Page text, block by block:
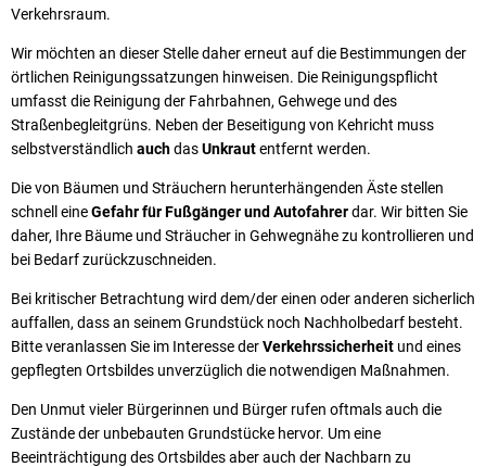
Verkehrsraum.
Wir möchten an dieser Stelle daher erneut auf die Bestimmungen der
örtlichen Reinigungssatzungen hinweisen. Die Reinigungspflicht
umfasst die Reinigung der Fahrbahnen, Gehwege und des
Straßenbegleitgrüns. Neben der Beseitigung von Kehricht muss
selbstverständlich auchdasUnkrautentfernt werden.
Die von Bäumen und Sträuchern herunterhängenden Äste stellen
schnell eineGefahr für Fußgänger und Autofahrerdar. Wir bitten Sie
daher, Ihre Bäume und Sträucher in Gehwegnähe zu kontrollieren und
bei Bedarf zurückzuschneiden.
Bei kritischer Betrachtung wird dem/der einen oder anderen sicherlich
auffallen, dass an seinem Grundstück noch Nachholbedarf besteht.
Bitte veranlassen Sie im Interesse derVerkehrssicherheit und eines
gepflegten Ortsbildes unverzüglich die notwendigen Maßnahmen.
Den Unmut vieler Bürgerinnen und Bürger rufen oftmals auch die
Zustände der unbebauten Grundstücke hervor. Um eine
Beeinträchtigung des Ortsbildes aber auch der Nachbarn zu